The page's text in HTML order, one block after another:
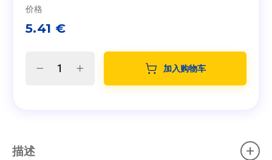
价格
5.41 €
加入购物车
描述 +